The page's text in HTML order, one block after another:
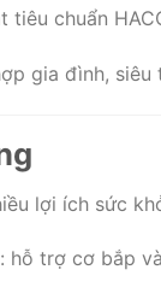
tiêu chuẩn
gia đình, siêu
lợi ích sức
: hỗ trợ cơ bắp